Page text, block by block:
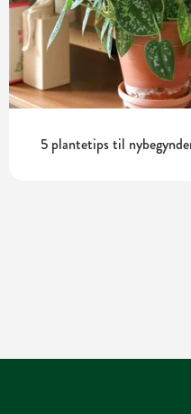
5 plantetips til